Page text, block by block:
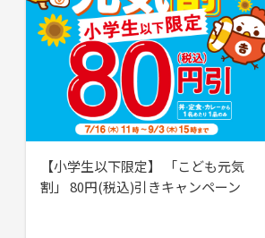
【小学生以下限定】 「こども元気
割」 80円(税込)引きキャンペーン